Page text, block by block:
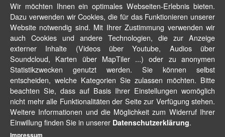
Wir möchten Ihnen ein optimales Webseiten-Erlebnis bieten.
Dazu verwenden wir Cookies, die für das Funktionieren unserer
Website notwendig sind. Mit Ihrer Zustimmung verwenden wir
auch Cookies und andere Technologien, die zur Anzeige
externer Inhalte (Videos über Youtube, Audios über
Soundcloud, Karten über MapTiler ...) oder zu anonymen
Statistikzwecken genutzt werden. Sie können selbst
entscheiden, welche Kategorien Sie zulassen möchten. Bitte
beachten Sie, dass auf Basis Ihrer Einstellungen womöglich
nicht mehr alle Funktionalitäten der Seite zur Verfügung stehen.
Weitere Informationen und die Möglichkeit zum Widerruf Ihrer
Einwillung finden Sie in unserer Datenschutzerklärung.
Impressum